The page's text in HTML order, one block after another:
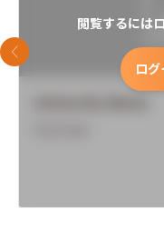
閲覧するには
ロ
前のスライド